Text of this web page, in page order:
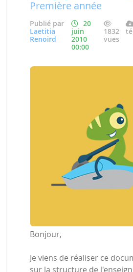
Première année
Publié par
Laetitia
Renoird
20
juin
2010
00:00
1832
vues
Bonjour,
Je viens de réaliser ce
sur la structure de